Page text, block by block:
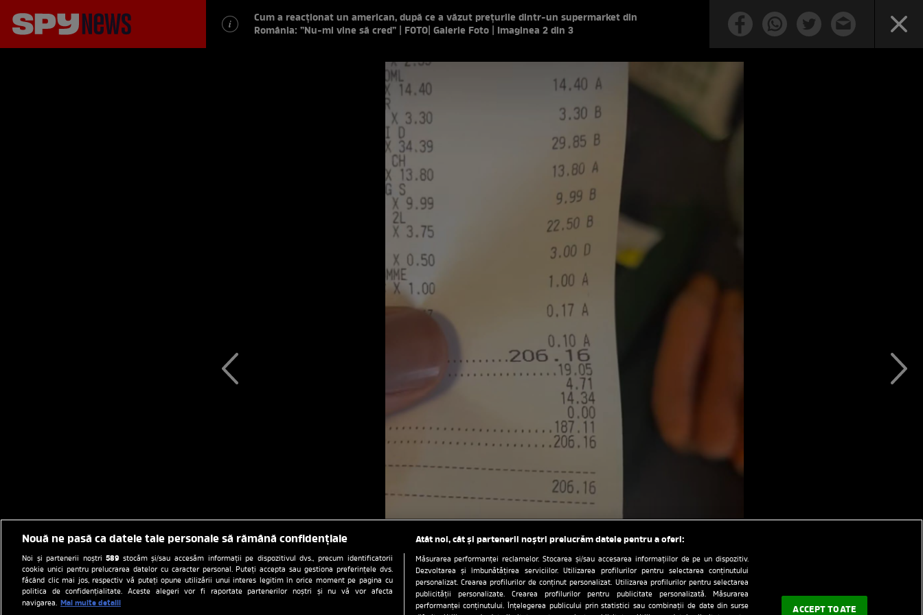
Cum a reacționat un american, după ce a văzut prețurile dintr-un supermarket din
România: ”Nu-mi vine să cred” | FOTO| Galerie Foto | Imaginea 2 din 3
Nouă ne pasă ca datele tale personale să rămână confidențiale
Noi și partenerii noștri589 stocăm și/sau accesăm informații pe dispozitivul dvs., precum identificatorii
cookie unici pentru prelucrarea datelor cu caracter personal. Puteți accepta sau gestiona preferințele dvs.
făcând clic mai jos, respectiv vă puteți opune utilizării unui interes legitim în orice moment pe pagina cu
politica de confidențialitate. Aceste alegeri vor fi raportate partenerilor noștri și nu vă vor afecta
navigarea. Mai multe detalii
Atât noi, cât și partenerii noștri prelucrăm datele pentru a oferi:
Măsurarea performanței reclamelor. Stocarea și/sau accesarea informațiilor de pe un dispozitiv.
Dezvoltarea și îmbunătățirea serviciilor. Utilizarea profilurilor pentru selectarea conținutului
personalizat. Crearea profilurilor de conținut personalizat. Utilizarea profilurilor pentru selectarea
publicității personalizate. Crearea profilurilor pentru publicitate personalizată. Măsurarea
performanței conținutului. Înțelegerea publicului prin statistici sau combinații de date din surse
ACCEPT TOATE